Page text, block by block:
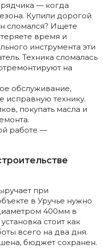
— когда
Купили дорогой
сломался? Ищете
время и
инструмента эти
Техника сломалась
на
обслуживание,
исправную технику.
покупать масла и
работе —
при
в Уручье нужно
400мм в
стоит как
всего на два дня.
бюджет сохранен.